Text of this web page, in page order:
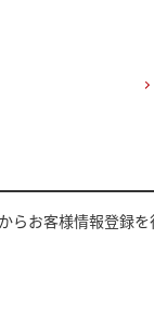
らお客様情報登録